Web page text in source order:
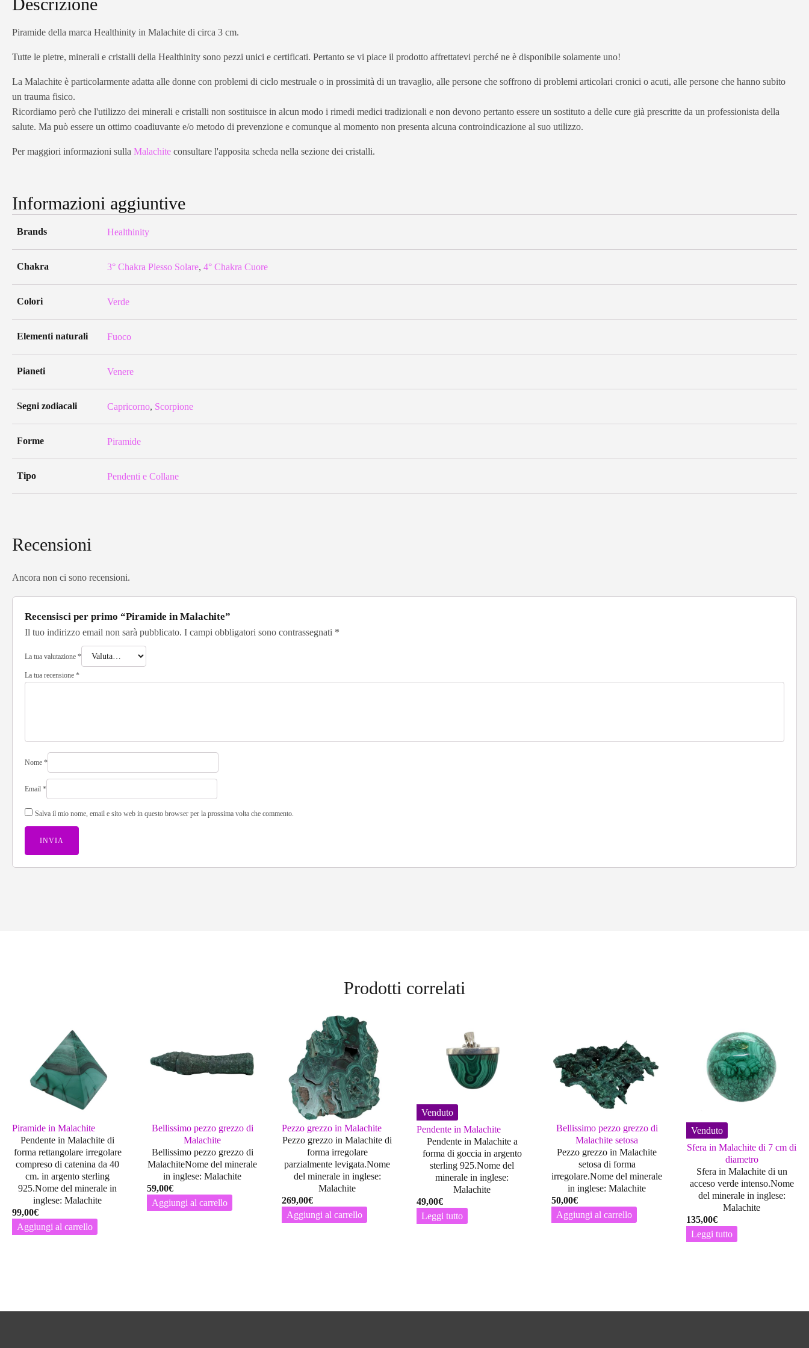
Descrizione
Piramide della marca Healthinity in Malachite di circa 3 cm.
Tutte le pietre, minerali e cristalli della Healthinity sono pezzi unici e certificati. Pertanto se vi piace il prodotto affrettatevi perché ne è disponibile solamente uno!
La Malachite è particolarmente adatta alle donne con problemi di ciclo mestruale o in prossimità di un travaglio, alle persone che soffrono di problemi articolari cronici o acuti, alle persone che hanno subito
un trauma fisico.
Ricordiamo però che l'utilizzo dei minerali e cristalli non sostituisce in alcun modo i rimedi medici tradizionali e non devono pertanto essere un sostituto a delle cure già prescritte da un professionista della
salute. Ma può essere un ottimo coadiuvante e/o metodo di prevenzione e comunque al momento non presenta alcuna controindicazione al suo utilizzo.
Per maggiori informazioni sulla Malachite consultare l'apposita scheda nella sezione dei cristalli.
Informazioni aggiuntive
Brands Healthinity
Chakra 3° Chakra Plesso Solare, 4° Chakra Cuore
Colori Verde
Elementi naturali Fuoco
Pianeti Venere
Segni zodiacali Capricorno, Scorpione
Forme Piramide
Tipo Pendenti e Collane
Recensioni
Ancora non ci sono recensioni.
Recensisci per primo “Piramide in Malachite”
Il tuo indirizzo email non sarà pubblicato. I campi obbligatori sono contrassegnati *
La tua valutazione *
La tua recensione *
Nome *
Email *
Salva il mio nome, email e sito web in questo browser per la prossima volta che commento.
Prodotti correlati
Piramide in Malachite
Pendente in Malachite di
forma rettangolare irregolare
compreso di catenina da 40
cm. in argento sterling
925.Nome del minerale in
inglese: Malachite
99,00€
Aggiungi al carrello
Bellissimo pezzo grezzo di
Malachite
Bellissimo pezzo grezzo di
MalachiteNome del minerale
in inglese: Malachite
59,00€
Aggiungi al carrello
Pezzo grezzo in Malachite
Pezzo grezzo in Malachite di
forma irregolare
parzialmente levigata.Nome
del minerale in inglese:
Malachite
269,00€
Aggiungi al carrello
Venduto
Pendente in Malachite
Pendente in Malachite a
forma di goccia in argento
sterling 925.Nome del
minerale in inglese:
Malachite
49,00€
Leggi tutto
Bellissimo pezzo grezzo di
Malachite setosa
Pezzo grezzo in Malachite
setosa di forma
irregolare.Nome del minerale
in inglese: Malachite
50,00€
Aggiungi al carrello
Venduto
Sfera in Malachite di 7 cm di
diametro
Sfera in Malachite di un
acceso verde intenso.Nome
del minerale in inglese:
Malachite
135,00€
Leggi tutto